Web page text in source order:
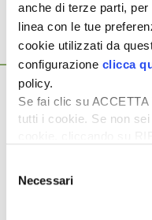
anche di terze parti,
linea con le tue
cookie utilizzati da
configurazione clicca
policy.
Se fai clic su
tutti i cookie. Se non
desideri accettare e
delNecessari
Ti
12 Gennaio 2026
Kramp,
della filiale
Con una nota del 12
forestale e […]